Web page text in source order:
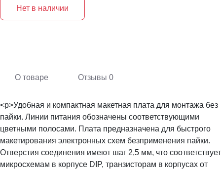
Нет в наличии
О товаре Отзывы 0
<p>Удобная и компактная макетная плата для монтажа без
пайки. Линии питания обозначены соответствующими
цветными полосами. Плата предназначена для быстрого
макетирования электронных схем безприменения пайки.
Отверстия соединения имеют шаг 2,5 мм, что соответствует
микросхемам в корпусе DIP, транзисторам в корпусах от